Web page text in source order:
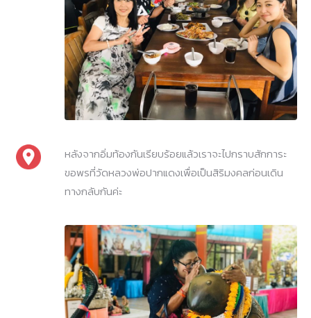
หลังจากอิ่มท้องกันเรียบร้อยแล้วเราจะไปกราบสักการะ
ขอพรที่วัดหลวงพ่อปากแดงเพื่อเป็นสิริมงคลก่อนเดิน
ทางกลับกันค่ะ